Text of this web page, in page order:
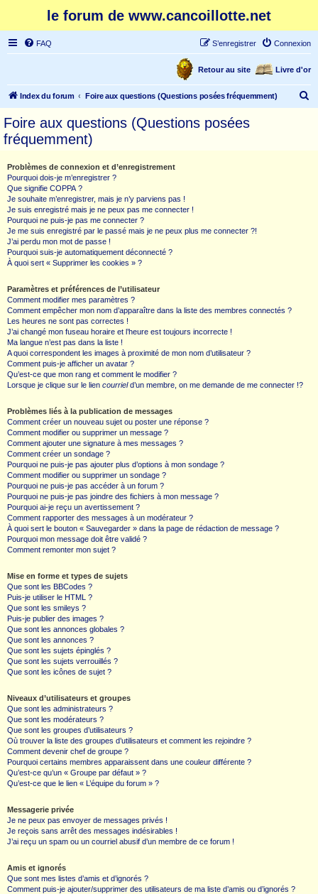
le forum de www.cancoillotte.net
FAQ Connexion
S’enregistrer
Livre d'or
Retour au site
Index du forum Foire aux questions (Questions posées fréquemment)
Foire aux questions (Questions posées
fréquemment)
Problèmes de connexion et d’enregistrement
Pourquoi dois-je m’enregistrer ?
Que signifie COPPA ?
Je souhaite m’enregistrer, mais je n’y parviens pas !
Je suis enregistré mais je ne peux pas me connecter !
Pourquoi ne puis-je pas me connecter ?
Je me suis enregistré par le passé mais je ne peux plus me connecter ?!
J’ai perdu mon mot de passe !
Pourquoi suis-je automatiquement déconnecté ?
À quoi sert « Supprimer les cookies » ?
Paramètres et préférences de l’utilisateur
Comment modifier mes paramètres ?
Comment empêcher mon nom d’apparaître dans la liste des membres connectés ?
Les heures ne sont pas correctes !
J’ai changé mon fuseau horaire et l’heure est toujours incorrecte !
Ma langue n’est pas dans la liste !
A quoi correspondent les images à proximité de mon nom d’utilisateur ?
Comment puis-je afficher un avatar ?
Qu’est-ce que mon rang et comment le modifier ?
Lorsque je clique sur le lien courrield’un membre, on me demande de me connecter !?
Problèmes liés à la publication de messages
Comment créer un nouveau sujet ou poster une réponse ?
Comment modifier ou supprimer un message ?
Comment ajouter une signature à mes messages ?
Comment créer un sondage ?
Pourquoi ne puis-je pas ajouter plus d’options à mon sondage ?
Comment modifier ou supprimer un sondage ?
Pourquoi ne puis-je pas accéder à un forum ?
Pourquoi ne puis-je pas joindre des fichiers à mon message ?
Pourquoi ai-je reçu un avertissement ?
Comment rapporter des messages à un modérateur ?
À quoi sert le bouton « Sauvegarder » dans la page de rédaction de message ?
Pourquoi mon message doit être validé ?
Comment remonter mon sujet ?
Mise en forme et types de sujets
Que sont les BBCodes ?
Puis-je utiliser le HTML ?
Que sont les smileys ?
Puis-je publier des images ?
Que sont les annonces globales ?
Que sont les annonces ?
Que sont les sujets épinglés ?
Que sont les sujets verrouillés ?
Que sont les icônes de sujet ?
Niveaux d’utilisateurs et groupes
Que sont les administrateurs ?
Que sont les modérateurs ?
Que sont les groupes d’utilisateurs ?
Où trouver la liste des groupes d’utilisateurs et comment les rejoindre ?
Comment devenir chef de groupe ?
Pourquoi certains membres apparaissent dans une couleur différente ?
Qu’est-ce qu’un « Groupe par défaut » ?
Qu’est-ce que le lien « L’équipe du forum » ?
Messagerie privée
Je ne peux pas envoyer de messages privés !
Je reçois sans arrêt des messages indésirables !
J’ai reçu un spam ou un courriel abusif d’un membre de ce forum !
Amis et ignorés
Que sont mes listes d’amis et d’ignorés ?
Comment puis-je ajouter/supprimer des utilisateurs de ma liste d’amis ou d’ignorés ?